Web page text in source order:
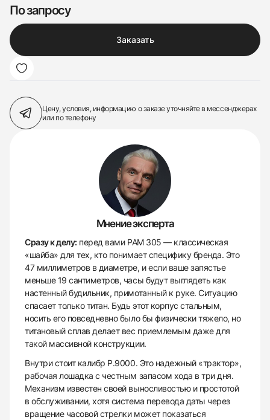
По запросу
Заказать
Цену, условия, информацию о заказеуточняйте в мессенджерах
или по телефону
Мнение эксперта
Сразу к делу: перед вами PAM 305 — классическая
«шайба» для тех, кто понимает специфику бренда. Это
47 миллиметров в диаметре, и если ваше запястье
меньше 19 сантиметров, часы будут выглядеть как
настенный будильник, примотанный к руке. Ситуацию
спасает только титан. Будь этот корпус стальным,
носить его повседневно было бы физически тяжело, но
титановый сплав делает вес приемлемым даже для
такой массивной конструкции.
Внутри стоит калибр P.9000. Это надежный «трактор»,
рабочая лошадка с честным запасом хода в три дня.
Механизм известен своей выносливостью и простотой
в обслуживании, хотя система перевода даты через
вращение часовой стрелки может показаться